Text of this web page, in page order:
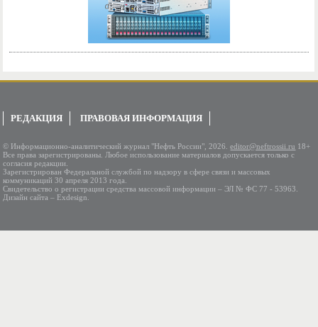
РЕДАКЦИЯ ПРАВОВАЯ ИНФОРМАЦИЯ
© Информационно-аналитический журнал "Нефть России", 2026.editor@neftrossii.ru 18+
Все права зарегистрированы. Любое использование материалов допускается только с
согласия редакции.
Зарегистрирован Федеральной службой по надзору в сфере связи и массовых
коммуникаций 30 апреля 2013 года.
Свидетельство о регистрации средства массовой информации – ЭЛ № ФС 77 - 53963.
Дизайн сайта – Exdesign.